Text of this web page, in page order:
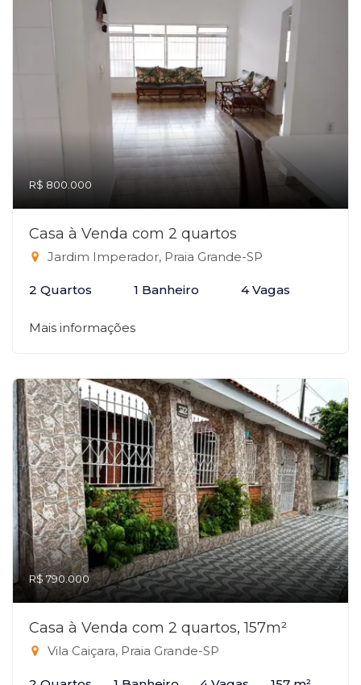
R$ 800.000
Casa à Venda com 2 quartos
Jardim Imperador, Praia Grande-SP
2 Quartos 1 Banheiro 4 Vagas
Mais informações
R$ 790.000
Casa à Venda com 2 quartos, 157m²
Vila Caiçara, Praia Grande-SP